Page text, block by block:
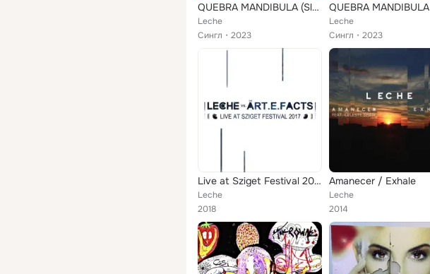
QUEBRA MANDIBULA (Slowed)
Leche
Сингл
2023
QUEBRA MANDIBULA
Leche
Сингл
2023
Live at Sziget Festival 2017
Leche
2018
Amanecer / Exhale
Leche
2014